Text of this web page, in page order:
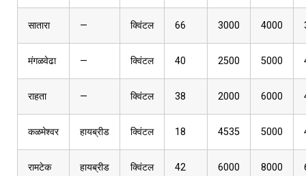
सातारा — क्विंटल 66 3000 4000
मंगळवेढा — क्विंटल 40 2500 5000
राहता — क्विंटल 38 2000 6000
कळमेश्वर हायब्रीड क्विंटल 18 4535 5000
रामटेक हायब्रीड क्विंटल 42 6000 8000